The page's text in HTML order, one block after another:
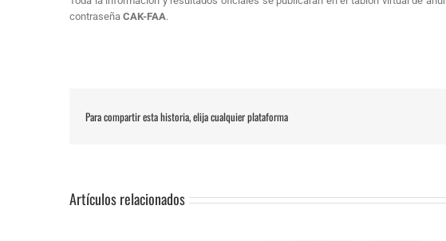
contraseña CAK-FAA.
Para compartir esta historia, elija cualquier plataforma
Artículos relacionados